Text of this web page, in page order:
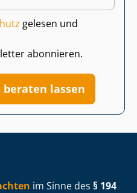
gelesen und
abonnieren.
lassen
im Sinne des § 194